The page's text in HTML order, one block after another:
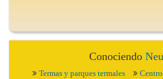
Conociendo
Termas y parques termales